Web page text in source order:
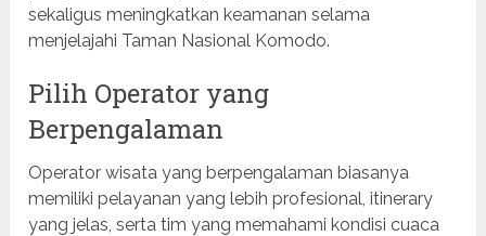
sekaligus meningkatkan keamanan selama
menjelajahi Taman Nasional Komodo.
Pilih Operator yang
Berpengalaman
Operator wisata yang berpengalaman biasanya
memiliki pelayanan yang lebih profesional, itinerary
yang jelas, serta tim yang memahami kondisi cuaca